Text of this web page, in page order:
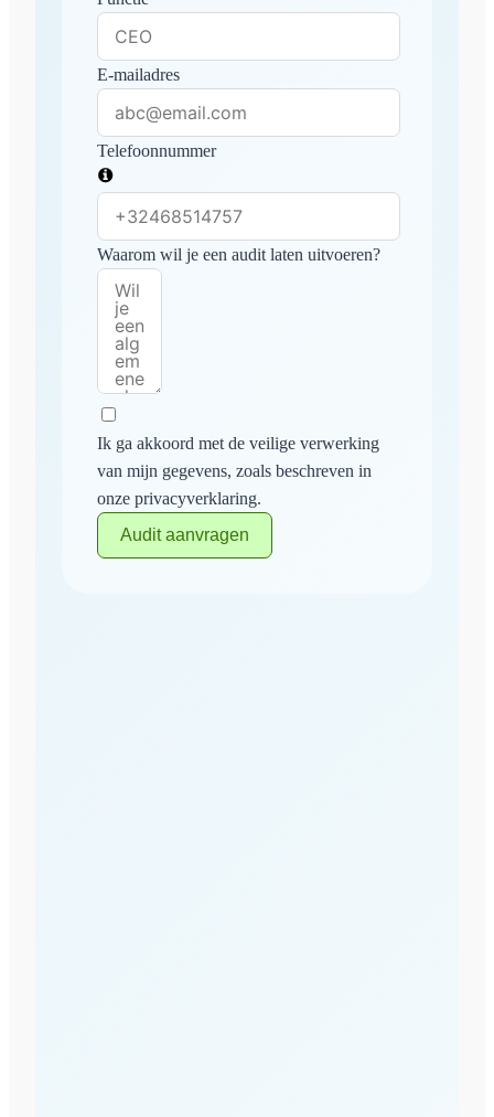
E-mailadres
Telefoonnummer
Waarom wil je een audit laten uitvoeren?
Ik ga akkoord met de veilige verwerking
van mijn gegevens, zoals beschreven in
onze privacyverklaring.
Audit aanvragen